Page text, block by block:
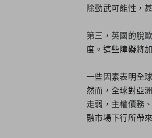
除動武可能性，
第三，英國的脫
度。這些障礙將
一些因素表明全
然而，全球對亞
走弱，主權債務
融市場下行所帶